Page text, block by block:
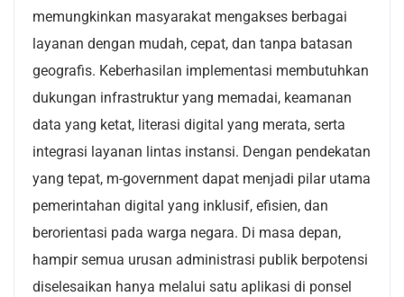
memungkinkan masyarakat mengakses berbagai
layanan dengan mudah, cepat, dan tanpa batasan
geografis. Keberhasilan implementasi membutuhkan
dukungan infrastruktur yang memadai, keamanan
data yang ketat, literasi digital yang merata, serta
integrasi layanan lintas instansi. Dengan pendekatan
yang tepat, m-government dapat menjadi pilar utama
pemerintahan digital yang inklusif, efisien, dan
berorientasi pada warga negara. Di masa depan,
hampir semua urusan administrasi publik berpotensi
diselesaikan hanya melalui satu aplikasi di ponsel